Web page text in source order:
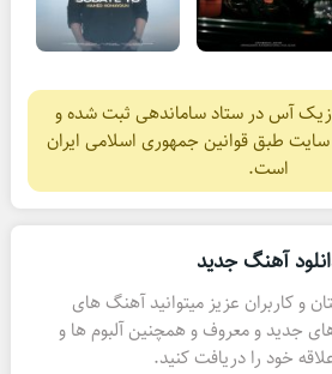
آس در ستاد ساماندهی ثبت شده و
طبق قوانین جمهوری اسلامی ایران
است.
آهنگ جدید
کاربران عزیز میتوانید آهنگ های
جدید و معروف و همچنین آلبوم ها و
خود را دریافت کنید.